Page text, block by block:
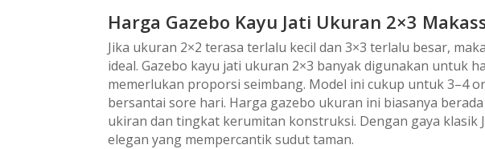
Harga Gazebo Kayu Jati Ukuran 2×3
Jika ukuran 2×2 terasa terlalu kecil dan 3×3 terlalu besar,
ideal. Gazebo kayu jati ukuran 2×3 banyak digunakan untuk
memerlukan proporsi seimbang. Model ini cukup untuk 3–4
bersantai sore hari. Harga gazebo ukuran ini biasanya
ukiran dan tingkat kerumitan konstruksi. Dengan gaya klasik
elegan yang mempercantik sudut taman.